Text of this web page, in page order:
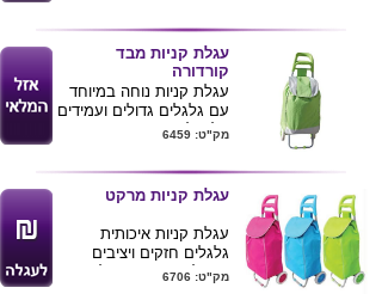
.
מידות פתוח :
27X28.5X24 ס"מ |
47X28.5X9.5 ס"מ
מגיע בשני צבעים לפי
תמונה
עגלת קניות מבד
קורדורה
עגלת קניות נוחה במיוחד
עם גלגלים גדולים ועמידים
. לעגלה ידית אחיזה נוח
מידות : 95X34X29 ס"מ
מק"ט: 6459
עגלת קניות מרקט
עגלת קניות איכותית
גלגלים חזקים ויציבים
ניתן למתג את העגלה
מק"ט: 6706